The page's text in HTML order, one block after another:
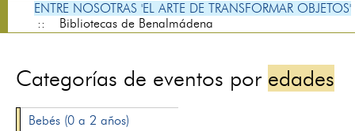
ENTRE NOSOTRAS 'EL ARTE DE TRANSFORMAR OBJETOS'
:: Bibliotecas de Benalmádena
Categorías de eventos por edades
Bebés (0 a 2 años)